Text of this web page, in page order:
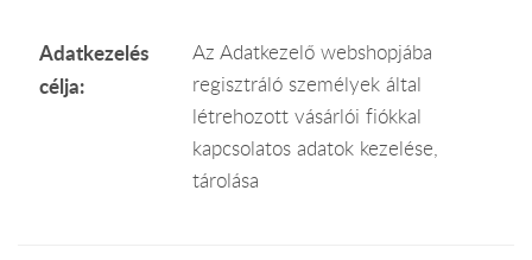
Adatkezelés
célja:
Az Adatkezelő webshopjába
regisztráló személyek által
létrehozott vásárlói fiókkal
kapcsolatos adatok kezelése,
tárolása